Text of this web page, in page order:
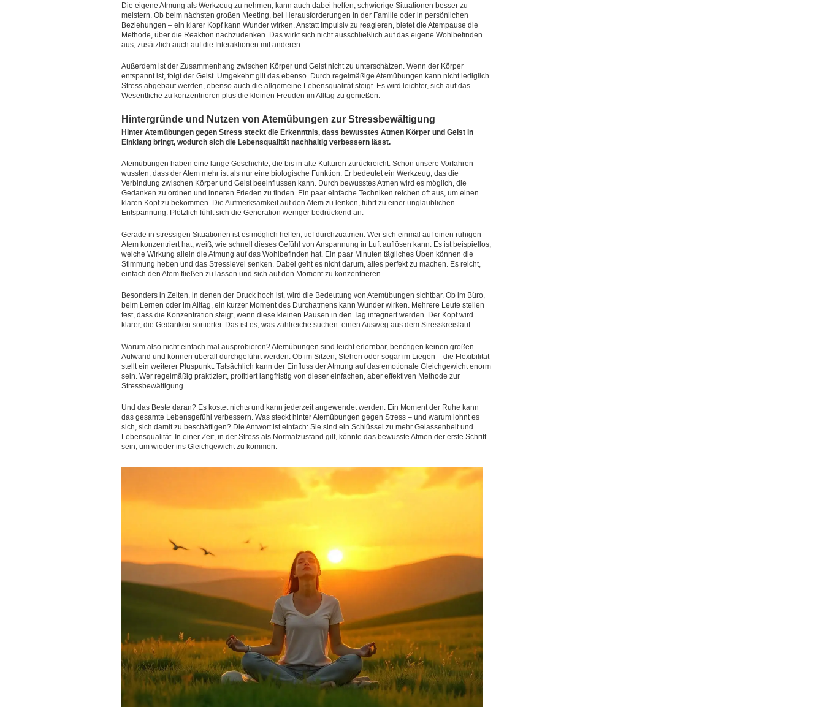
Die eigene Atmung als Werkzeug zu nehmen, kann auch dabei helfen, schwierige Situationen besser zu
meistern. Ob beim nächsten großen Meeting, bei Herausforderungen in der Familie oder in persönlichen
Beziehungen – ein klarer Kopf kann Wunder wirken. Anstatt impulsiv zu reagieren, bietet die Atempause die
Methode, über die Reaktion nachzudenken. Das wirkt sich nicht ausschließlich auf das eigene Wohlbefinden
aus, zusätzlich auch auf die Interaktionen mit anderen.
Außerdem ist der Zusammenhang zwischen Körper und Geist nicht zu unterschätzen. Wenn der Körper
entspannt ist, folgt der Geist. Umgekehrt gilt das ebenso. Durch regelmäßige Atemübungen kann nicht lediglich
Stress abgebaut werden, ebenso auch die allgemeine Lebensqualität steigt. Es wird leichter, sich auf das
Wesentliche zu konzentrieren plus die kleinen Freuden im Alltag zu genießen.
Hintergründe und Nutzen von Atemübungen zur Stressbewältigung
Hinter Atemübungen gegen Stress steckt die Erkenntnis, dass bewusstes Atmen Körper und Geist in
Einklang bringt, wodurch sich die Lebensqualität nachhaltig verbessern lässt.
Atemübungen haben eine lange Geschichte, die bis in alte Kulturen zurückreicht. Schon unsere Vorfahren
wussten, dass der Atem mehr ist als nur eine biologische Funktion. Er bedeutet ein Werkzeug, das die
Verbindung zwischen Körper und Geist beeinflussen kann. Durch bewusstes Atmen wird es möglich, die
Gedanken zu ordnen und inneren Frieden zu finden. Ein paar einfache Techniken reichen oft aus, um einen
klaren Kopf zu bekommen. Die Aufmerksamkeit auf den Atem zu lenken, führt zu einer unglaublichen
Entspannung. Plötzlich fühlt sich die Generation weniger bedrückend an.
Gerade in stressigen Situationen ist es möglich helfen, tief durchzuatmen. Wer sich einmal auf einen ruhigen
Atem konzentriert hat, weiß, wie schnell dieses Gefühl von Anspannung in Luft auflösen kann. Es ist beispiellos,
welche Wirkung allein die Atmung auf das Wohlbefinden hat. Ein paar Minuten tägliches Üben können die
Stimmung heben und das Stresslevel senken. Dabei geht es nicht darum, alles perfekt zu machen. Es reicht,
einfach den Atem fließen zu lassen und sich auf den Moment zu konzentrieren.
Besonders in Zeiten, in denen der Druck hoch ist, wird die Bedeutung von Atemübungen sichtbar. Ob im Büro,
beim Lernen oder im Alltag, ein kurzer Moment des Durchatmens kann Wunder wirken. Mehrere Leute stellen
fest, dass die Konzentration steigt, wenn diese kleinen Pausen in den Tag integriert werden. Der Kopf wird
klarer, die Gedanken sortierter. Das ist es, was zahlreiche suchen: einen Ausweg aus dem Stresskreislauf.
Warum also nicht einfach mal ausprobieren? Atemübungen sind leicht erlernbar, benötigen keinen großen
Aufwand und können überall durchgeführt werden. Ob im Sitzen, Stehen oder sogar im Liegen – die Flexibilität
stellt ein weiterer Pluspunkt. Tatsächlich kann der Einfluss der Atmung auf das emotionale Gleichgewicht enorm
sein. Wer regelmäßig praktiziert, profitiert langfristig von dieser einfachen, aber effektiven Methode zur
Stressbewältigung.
Und das Beste daran? Es kostet nichts und kann jederzeit angewendet werden. Ein Moment der Ruhe kann
das gesamte Lebensgefühl verbessern. Was steckt hinter Atemübungen gegen Stress – und warum lohnt es
sich, sich damit zu beschäftigen? Die Antwort ist einfach: Sie sind ein Schlüssel zu mehr Gelassenheit und
Lebensqualität. In einer Zeit, in der Stress als Normalzustand gilt, könnte das bewusste Atmen der erste Schritt
sein, um wieder ins Gleichgewicht zu kommen.